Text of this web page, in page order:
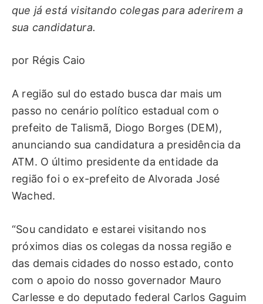
que já está visitando colegas para aderirem a
sua candidatura.
por Régis Caio
A região sul do estado busca dar mais um
passo no cenário político estadual com o
prefeito de Talismã, Diogo Borges (DEM),
anunciando sua candidatura a presidência da
ATM. O último presidente da entidade da
região foi o ex-prefeito de Alvorada José
Wached.
“Sou candidato e estarei visitando nos
próximos dias os colegas da nossa região e
das demais cidades do nosso estado, conto
com o apoio do nosso governador Mauro
Carlesse e do deputado federal Carlos Gaguim